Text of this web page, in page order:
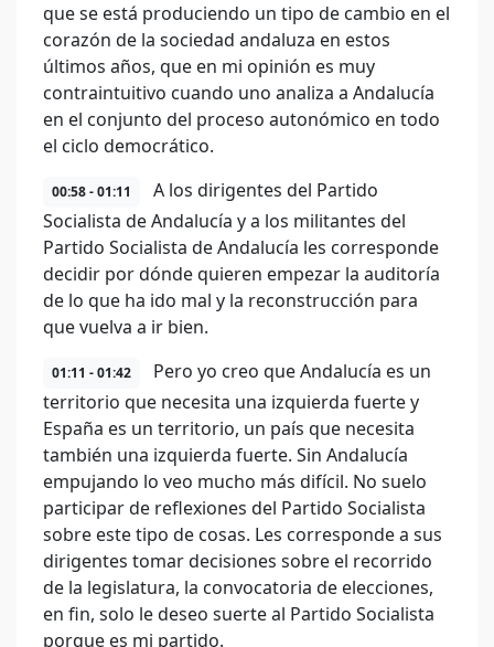
que se está produciendo un tipo de cambio en el
corazón de la sociedad andaluza en estos
últimos años, que en mi opinión es muy
contraintuitivo cuando uno analiza a Andalucía
en el conjunto del proceso autonómico en todo
el ciclo democrático.
00:58 - 01:11
A los dirigentes del Partido
Socialista de Andalucía y a los militantes del
Partido Socialista de Andalucía les corresponde
decidir por dónde quieren empezar la auditoría
de lo que ha ido mal y la reconstrucción para
que vuelva a ir bien.
01:11 - 01:42
Pero yo creo que Andalucía es un
territorio que necesita una izquierda fuerte y
España es un territorio, un país que necesita
también una izquierda fuerte. Sin Andalucía
empujando lo veo mucho más difícil. No suelo
participar de reflexiones del Partido Socialista
sobre este tipo de cosas. Les corresponde a sus
dirigentes tomar decisiones sobre el recorrido
de la legislatura, la convocatoria de elecciones,
en fin, solo le deseo suerte al Partido Socialista
porque es mi partido.